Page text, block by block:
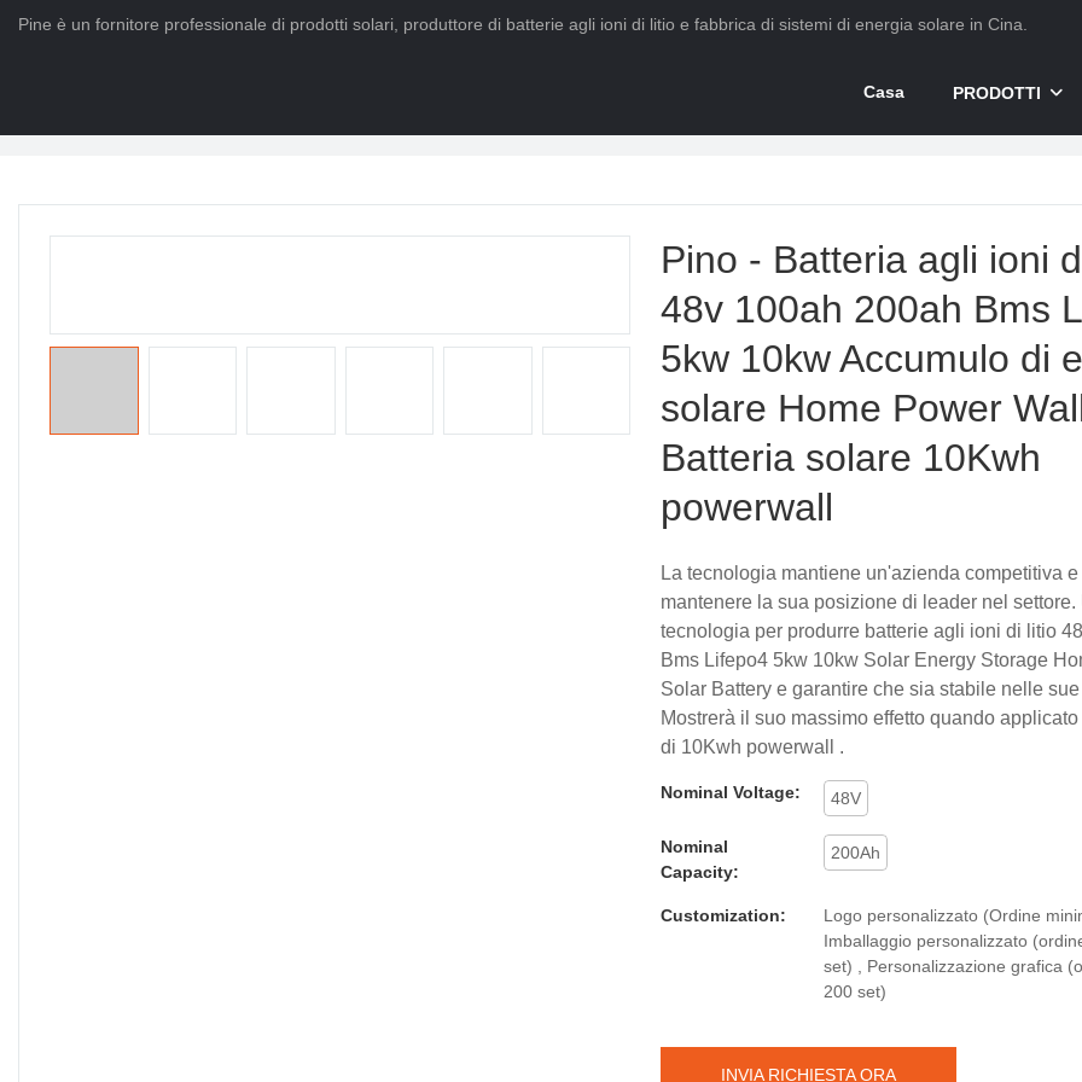
Pine è un fornitore professionale di prodotti solari, produttore di batterie agli ioni di litio e fabbrica di sistemi di energia solare in Cina.
Casa PRODOTTI
Pino - Batteria agli ioni
48v 100ah 200ah Bms
5kw 10kw Accumulo di
solare Home Power
Batteria solare 10Kwh
powerwall
La tecnologia mantiene un'azienda competitiva e
mantenere la sua posizione di leader nel
tecnologia per produrre batterie agli ioni di litio
Bms Lifepo4 5kw 10kw Solar Energy Storage
Solar Battery e garantire che sia stabile nelle
Mostrerà il suo massimo effetto quando
di 10Kwh powerwall .
Nominal Voltage: 48V
Nominal
Capacity:
200Ah
Customization:
Logo personalizzato (Ordine
Imballaggio personalizzato
set) , Personalizzazione grafica
200 set)
INVIA RICHIESTA ORA